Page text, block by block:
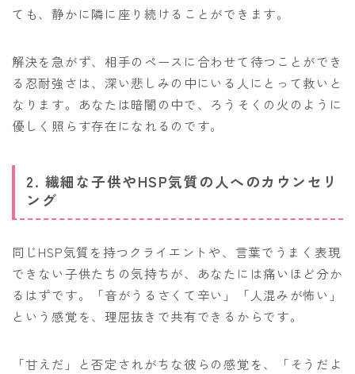
ても、静かに隣に座り続けることができます。
解決を急がず、相手のペースに合わせて待つことができ
る忍耐強さは、深い悲しみの中にいる人にとって救いと
なります。あなたは暗闇の中で、ろうそくの火のように
優しく照らす存在になれるのです。
2. 繊細な子供やHSP気質の人へのカウンセリ
ング
同じHSP気質を持つクライエントや、言葉でうまく表現
できない子供たちの気持ちが、あなたには痛いほど分か
るはずです。「音がうるさくて辛い」「人混みが怖い」
という感覚を、理屈抜きで共有できるからです。
「甘えだ」と否定されがちな彼らの感覚を、「そうだよ